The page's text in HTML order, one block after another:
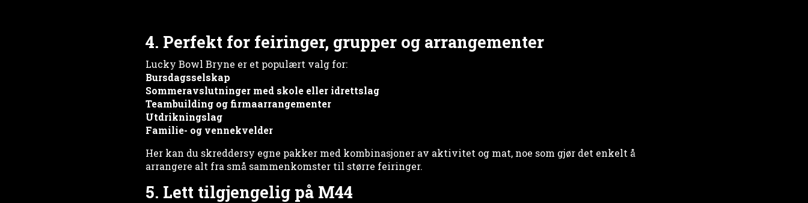
4. Perfekt for feiringer, grupper og arrangementer
Lucky Bowl Bryne er et populært valg for:
Bursdagsselskap
Sommeravslutninger med skole eller idrettslag
Teambuilding og firmaarrangementer
Utdrikningslag
Familie- og vennekvelder
Her kan du skreddersy egne pakker med kombinasjoner av aktivitet og mat, noe som gjør det enkelt å
arrangere alt fra små sammenkomster til større feiringer.
5. Lett tilgjengelig på M44